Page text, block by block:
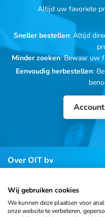
Altijd uw favoriete
Sneller bestellen: Altijd
Minder zoeken: Bewaar uw
Eenvoudig herbestellen:
Over OIT bv
Klantenservice
Wij gebruiken cookies
We kunnen deze plaatsen voor
onze website te verbeteren,